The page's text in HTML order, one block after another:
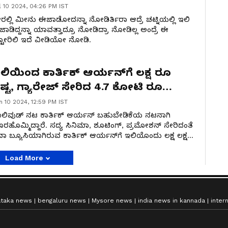
10 2024, 04:26 PM IST
ಮೀನು ಈಜಾಡೋದನ್ನಾ ನೋಡಿರ್ತಿರಾ ಆದ್ರೆ ಚಟ್ನಿಯಲ್ಲಿ ಇಲಿ
ಯಾವತ್ತಾದ್ರೂ ನೋಡಿದ್ರಾ ನೋಡಿಲ್ಲ ಅಂದ್ರೆ ಈ
ಇದೆ ವೀಡಿಯೋ ನೋಡಿ.
ಕಾರ್ತಿಕ್ ಆರ್ಯನ್‌ಗೆ ಲಕ್ಷ ರೂ
ಗ್ಯಾರೇಜ್ ಸೇರಿದ 4.7 ಕೋಟಿ ರೂ
ಕಾರು!
10 2024, 12:59 PM IST
ನಟ ಕಾರ್ತಿಕ್ ಆರ್ಯನ್ ಬಹುಬೇಡಿಕೆಯ ನಟನಾಗಿ
ಸದ್ಯ ಸಿನಿಮಾ, ಶೂಟಿಂಗ್, ಪ್ರಮೋಶನ್ ಸೇರಿದಂತೆ
ಬ್ಯೂಸಿಯಾಗಿರುವ ಕಾರ್ತಿಕ್ ಆರ್ಯನ್‌ಗೆ ಇಲಿಯೊಂದು ಲಕ್ಷ ಲಕ್ಷ
Load More
news bengaluru news Mysore news india news in kannada